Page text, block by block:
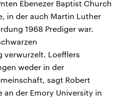
Ebenezer Baptist Church
in der auch Martin Luther
1968 Prediger war.
verwurzelt. Loefflers
weder in der
sagt Robert
an der Emory University in